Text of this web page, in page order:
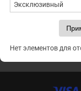
Эксклюзивный
Нет элементов для